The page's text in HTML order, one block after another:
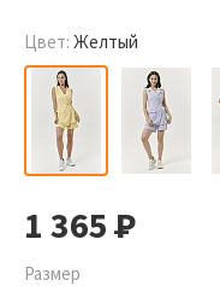
Цвет: Желтый
1 365Р
Размер